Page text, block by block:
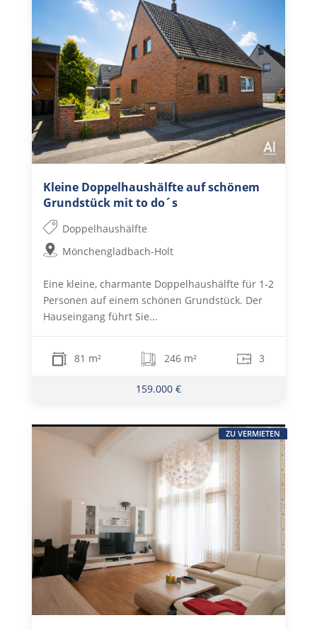
Kleine Doppelhaushälfte auf schönem
Grundstück mit to do´s
Doppelhaushälfte
Mönchengladbach-Holt
Eine kleine, charmante Doppelhaushälfte für 1-2
Personen auf einem schönen Grundstück. Der
Hauseingang führt Sie...
81 m² 246 m² 3
159.000 €
ZU VERMIETEN